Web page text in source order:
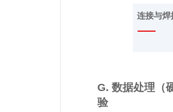
封头旋
连接与焊
G. 数据处理（
验